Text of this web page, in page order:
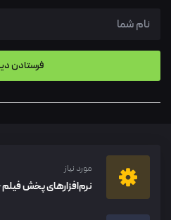
مورد نیاز
نرم‌افزار‌های پخش فیلم